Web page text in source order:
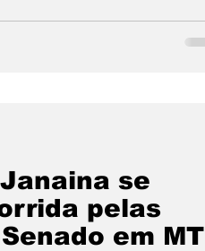
se
pelas
em MT